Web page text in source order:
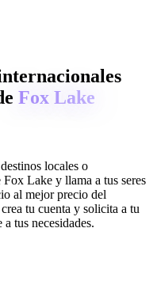
Fox Lake
locales o
Fox Lake y llama a tus seres
al mejor precio del
tu cuenta y solicita a tu
a tus necesidades.